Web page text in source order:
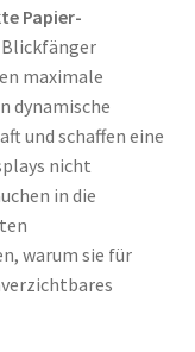
Papier-
maximale
dynamische
und schaffen eine
nicht
in die
warum sie für